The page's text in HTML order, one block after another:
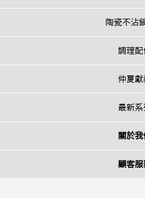
陶瓷不沾
調理配
仲夏獻
最新系
關於我
顧客服